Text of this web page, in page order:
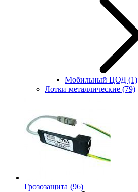
Мобильный ЦОД (1)
Лотки металлические (79)
Грозозащита (96)